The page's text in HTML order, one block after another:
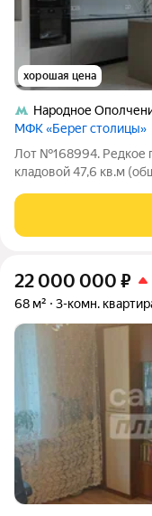
хорошая цена
Народное
МФК «Берег столицы»
Лот №168994. Редкое
кладовой 47,6 кв.м
обустроить в
воздухе. Апартамент с
22 000 000 ₽
68 м² 3-комн.